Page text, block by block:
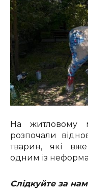
На житловому
розпочали
тварин, які
одним із
Слідкуйте за